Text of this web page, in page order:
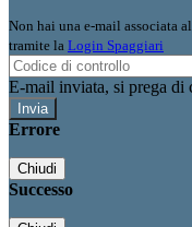
Non hai una e-mail associata
tramite la Login Spaggiari
E-mail inviata, si prega di
Errore
Chiudi
Successo